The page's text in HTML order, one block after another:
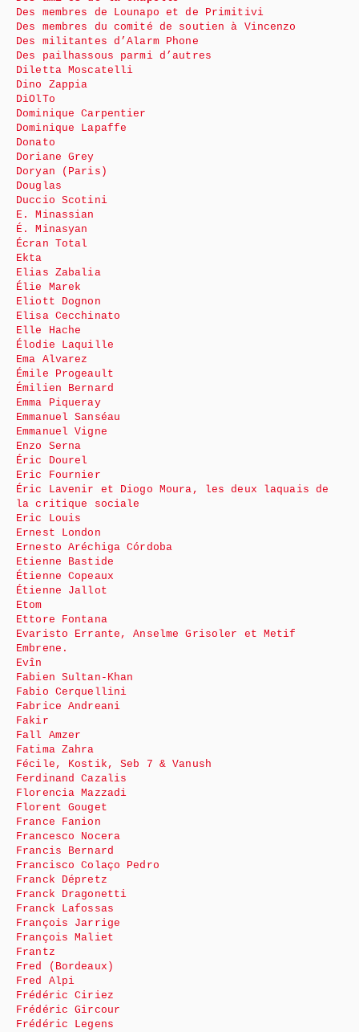
Des membres de Lounapo et de Primitivi
Des membres du comité de soutien à Vincenzo
Des militantes d’Alarm Phone
Des pailhassous parmi d’autres
Diletta Moscatelli
Dino Zappia
DiOlTo
Dominique Carpentier
Dominique Lapaffe
Donato
Doriane Grey
Doryan (Paris)
Douglas
Duccio Scotini
E. Minassian
É. Minasyan
Écran Total
Ekta
Elias Zabalia
Élie Marek
Eliott Dognon
Elisa Cecchinato
Elle Hache
Élodie Laquille
Ema Alvarez
Émile Progeault
Émilien Bernard
Emma Piqueray
Emmanuel Sanséau
Emmanuel Vigne
Enzo Serna
Éric Dourel
Eric Fournier
Éric Lavenir et Diogo Moura, les deux laquais de
la critique sociale
Eric Louis
Ernest London
Ernesto Aréchiga Córdoba
Etienne Bastide
Étienne Copeaux
Étienne Jallot
Etom
Ettore Fontana
Evaristo Errante, Anselme Grisoler et Metif
Embrene.
Evîn
Fabien Sultan-Khan
Fabio Cerquellini
Fabrice Andreani
Fakir
Fall Amzer
Fatima Zahra
Fécile, Kostik, Seb 7 & Vanush
Ferdinand Cazalis
Florencia Mazzadi
Florent Gouget
France Fanion
Francesco Nocera
Francis Bernard
Francisco Colaço Pedro
Franck Dépretz
Franck Dragonetti
Franck Lafossas
François Jarrige
François Maliet
Frantz
Fred (Bordeaux)
Fred Alpi
Frédéric Ciriez
Frédéric Gircour
Frédéric Legens